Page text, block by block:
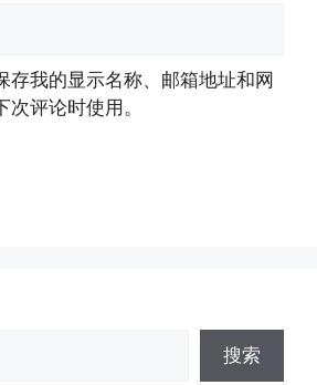
存我的显示名称、邮箱地址和网
评论时使用。
搜索